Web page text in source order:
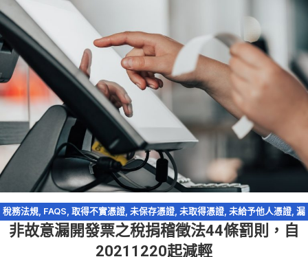
稅務法規, FAQS, 取得不實憑證, 未保存憑證, 未取得憑證, 未給予他人憑證, 漏
開發票,稅務違章,稅捐稽徵法,虛設行號, 逃漏稅
非故意漏開發票之稅捐稽徵法44條罰則，自
20211220起減輕